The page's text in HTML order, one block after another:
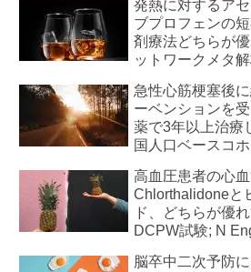
発熱に対するア
ブプロフェンの
剤療法どちらが
ットワークメタ
急性心筋梗塞後
ーベンションを
薬で3年以上治療
国人口ベースコ
高血圧患者の心
Chlorthalidoneと
ド、どちらが優
DCPW試験; N
脳卒中二次予防